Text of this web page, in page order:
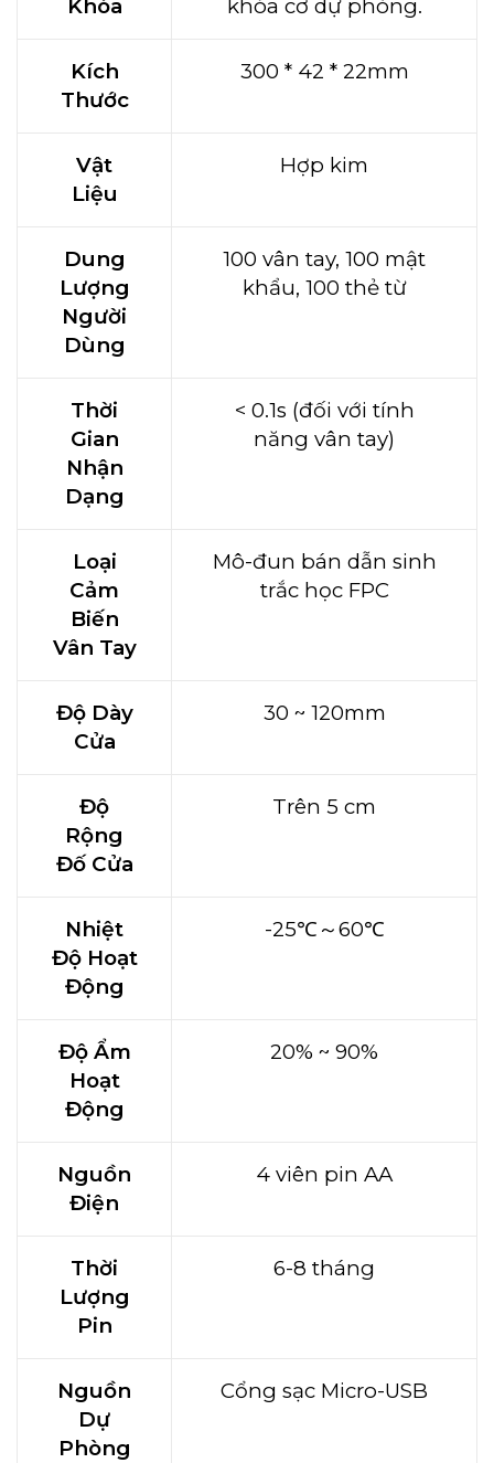
Khóa
khóa cơ dự phòng.
Kích
Thước
300 * 42 * 22mm
Vật
Liệu
Hợp kim
Dung
Lượng
Người
Dùng
100 vân tay, 100 mật
khẩu, 100 thẻ từ
Thời
Gian
Nhận
Dạng
< 0.1s (đối với tính
năng vân tay)
Loại
Cảm
Biến
Vân Tay
Mô-đun bán dẫn sinh
trắc học FPC
Độ Dày
Cửa
30 ~ 120mm
Độ
Rộng
Đố Cửa
Trên 5 cm
Nhiệt
Độ Hoạt
Động
-25℃～60℃
Độ Ẩm
Hoạt
Động
20% ~ 90%
Nguồn
Điện
4 viên pin AA
Thời
Lượng
Pin
6-8 tháng
Nguồn
Dự
Phòng
Cổng sạc Micro-USB